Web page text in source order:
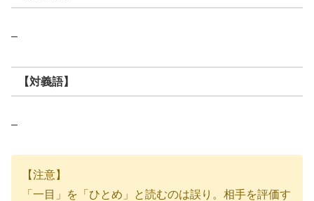
–
【対義語】
–
【注意】
「一目」を「ひとめ」と読むのは誤り。相手を評価す